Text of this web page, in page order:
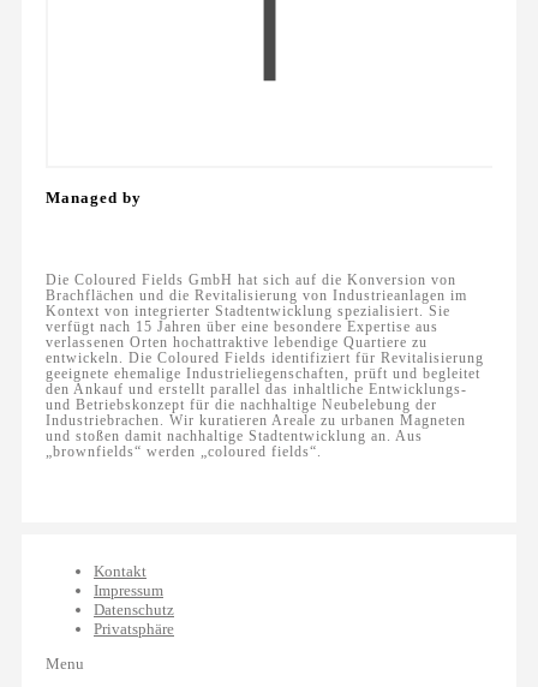
Managed by
Die Coloured Fields GmbH hat sich auf die Konversion von
Brachflächen und die Revitalisierung von Industrieanlagen im
Kontext von integrierter Stadtentwicklung spezialisiert. Sie
verfügt nach 15 Jahren über eine besondere Expertise aus
verlassenen Orten hochattraktive lebendige Quartiere zu
entwickeln. Die Coloured Fields identifiziert für Revitalisierung
geeignete ehemalige Industrieliegenschaften, prüft und begleitet
den Ankauf und erstellt parallel das inhaltliche Entwicklungs-
und Betriebskonzept für die nachhaltige Neubelebung der
Industriebrachen. Wir kuratieren Areale zu urbanen Magneten
und stoßen damit nachhaltige Stadtentwicklung an. Aus
„brownfields“ werden „coloured fields“.
Kontakt
Impressum
Datenschutz
Privatsphäre
Menu